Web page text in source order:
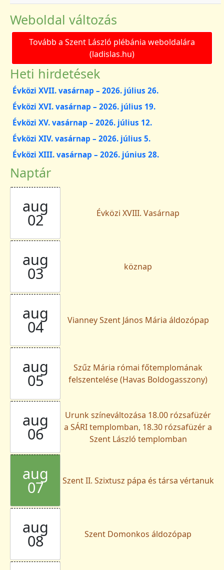
Weboldal változás
Tovább a Szent László plébánia weboldalára
(ladislas.hu)
Heti hirdetések
Évközi XVII. vasárnap – 2026. július 26.
Évközi XVI. vasárnap – 2026. július 19.
Évközi XV. vasárnap – 2026. július 12.
Évközi XIV. vasárnap – 2026. július 5.
Évközi XIII. vasárnap – 2026. június 28.
Naptár
aug
02 Évközi XVIII. Vasárnap
aug
03 köznap
aug
04 Vianney Szent János Mária áldozópap
aug
05
Szűz Mária római főtemplomának
felszentelése (Havas Boldogasszony)
aug
06
Urunk színeváltozása 18.00 rózsafüzér
a SÁRI templomban, 18.30 rózsafüzér a
Szent László templomban
aug
07 Szent II. Szixtusz pápa és társa vértanuk
aug
08 Szent Domonkos áldozópap